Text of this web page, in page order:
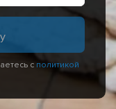
с политикой